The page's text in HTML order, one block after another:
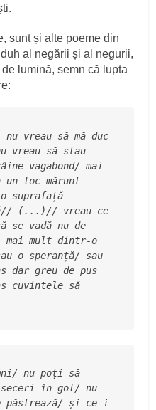
sunt și alte poeme din
al negării și al negurii,
lumină, semn că lupta
vreau să mă duc
vreau să stau
vagabond/ mai
un loc mărunt
suprafață
(...)// vreau ce
se vadă nu de
mult dintr-o
o speranță/ sau
dar greu de pus
cuvintele să
nu poți să
în gol/ nu
păstrează/ și ce-i